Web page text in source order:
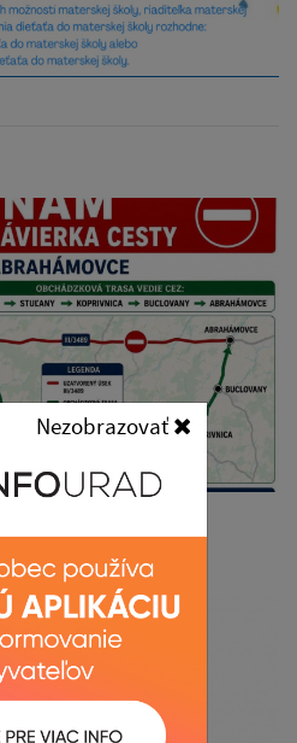
Nezobrazovať
CESTY !!!